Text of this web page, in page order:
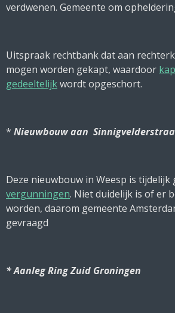
verdwenen. Gemeente om
Uitspraak rechtbank dat aan
mogen worden gekapt, waardoor
gedeeltelijkwordt opgeschort.
* Nieuwbouw aan
Deze nieuwbouw in Weesp is tijdelijk
vergunningen. Niet duidelijk is of er
worden, daarom gemeente
gevraagd
* Aanleg Ring Zuid Groningen